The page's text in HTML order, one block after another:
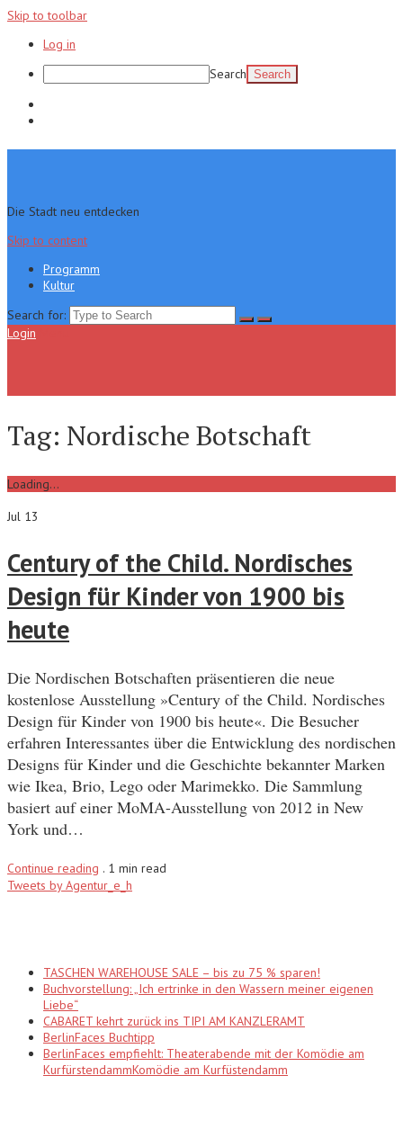
Skip to toolbar
Log in
Search
Die Stadt neu entdecken
Skip to content
Programm
Kultur
Search for:
Login
Tag: Nordische Botschaft
Loading...
Jul 13
Century of the Child. Nordisches
Design für Kinder von 1900 bis
heute
Die Nordischen Botschaften präsentieren die neue
kostenlose Ausstellung »Century of the Child. Nordisches
Design für Kinder von 1900 bis heute«. Die Besucher
erfahren Interessantes über die Entwicklung des nordischen
Designs für Kinder und die Geschichte bekannter Marken
wie Ikea, Brio, Lego oder Marimekko. Die Sammlung
basiert auf einer MoMA-Ausstellung von 2012 in New
York und…
Continue reading . 1 min read
Tweets by Agentur_e_h
TASCHEN WAREHOUSE SALE – bis zu 75 % sparen!
Buchvorstellung: „Ich ertrinke in den Wassern meiner eigenen
Liebe“
CABARET kehrt zurück ins TIPI AM KANZLERAMT
BerlinFaces Buchtipp
BerlinFaces empfiehlt: Theaterabende mit der Komödie am
KurfürstendammKomödie am Kurfüstendamm